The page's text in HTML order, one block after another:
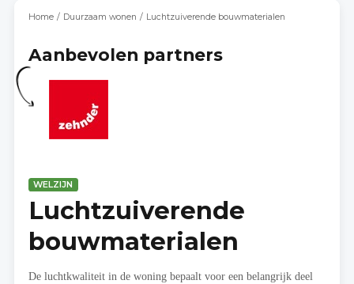
Home Duurzaam wonen Luchtzuiverende bouwmaterialen
Aanbevolen partners
WELZIJN
Luchtzuiverende
bouwmaterialen
De luchtkwaliteit in de woning bepaalt voor een belangrijk deel